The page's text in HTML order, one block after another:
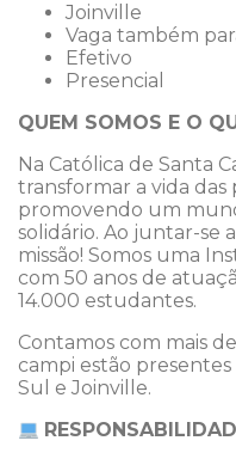
Joinville
Vaga também
Efetivo
Presencial
QUEM SOMOS E O
Na Católica de Santa
transformar a vida das
promovendo um
solidário. Ao juntar-se
missão! Somos uma
com 50 anos de
14.000 estudantes.
Contamos com mais
campi estão
Sul e Joinville.